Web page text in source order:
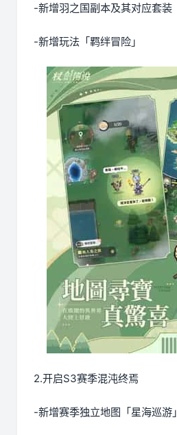
-新增羽之国副本及其对应套装
-新增玩法「羁绊冒险」
2.开启S3赛季混沌终焉
-新增赛季独立地图「星海巡游」